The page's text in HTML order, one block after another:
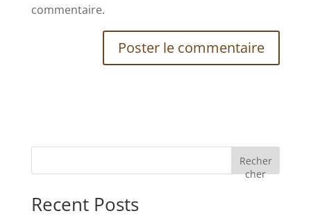
commentaire.
Recher
cher
Recent Posts